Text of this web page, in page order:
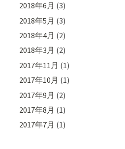
2018年6月 (3)
2018年5月 (3)
2018年4月 (2)
2018年3月 (2)
2017年11月 (1)
2017年10月 (1)
2017年9月 (2)
2017年8月 (1)
2017年7月 (1)